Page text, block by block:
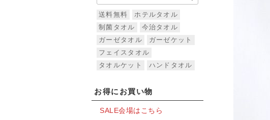
送料無料
ホテルタオル
制菌タオル
今治タオル
ガーゼタオル
ガーゼケット
フェイスタオル
タオルケット
ハンドタオル
お得にお買い物
SALE会場はこちら